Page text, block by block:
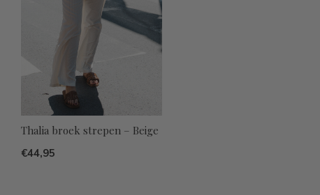
Thalia broek strepen – Beige
€44,95